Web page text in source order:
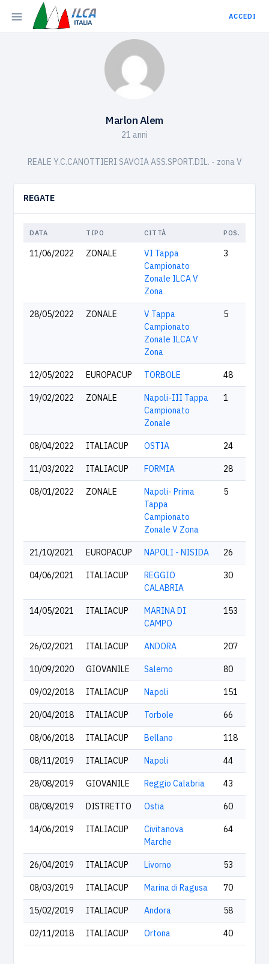
ACCEDI
Marlon Alem
21 anni
REALE Y.C.CANOTTIERI SAVOIA ASS.SPORT.DIL. - zona V
REGATE
DATA TIPO CITTÀ POS.
11/06/2022 ZONALE
VI Tappa
Campionato
Zonale ILCA V
Zona
3
28/05/2022 ZONALE
V Tappa
Campionato
Zonale ILCA V
Zona
5
12/05/2022 EUROPACUP TORBOLE 48
19/02/2022 ZONALE
Napoli-III Tappa
Campionato
Zonale
1
08/04/2022 ITALIACUP OSTIA 24
11/03/2022 ITALIACUP FORMIA 28
08/01/2022 ZONALE
Napoli- Prima
Tappa
Campionato
Zonale V Zona
5
21/10/2021 EUROPACUP NAPOLI - NISIDA 26
04/06/2021 ITALIACUP
REGGIO
CALABRIA
30
14/05/2021 ITALIACUP
MARINA DI
CAMPO
153
26/02/2021 ITALIACUP ANDORA 207
10/09/2020 GIOVANILE Salerno 80
09/02/2018 ITALIACUP Napoli 151
20/04/2018 ITALIACUP Torbole 66
08/06/2018 ITALIACUP Bellano 118
08/11/2019 ITALIACUP Napoli 44
28/08/2019 GIOVANILE Reggio Calabria 43
08/08/2019 DISTRETTO Ostia 60
14/06/2019 ITALIACUP
Civitanova
Marche
64
26/04/2019 ITALIACUP Livorno 53
08/03/2019 ITALIACUP Marina di Ragusa 70
15/02/2019 ITALIACUP Andora 58
02/11/2018 ITALIACUP Ortona 40